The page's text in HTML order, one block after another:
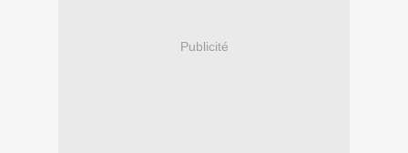
Publicité